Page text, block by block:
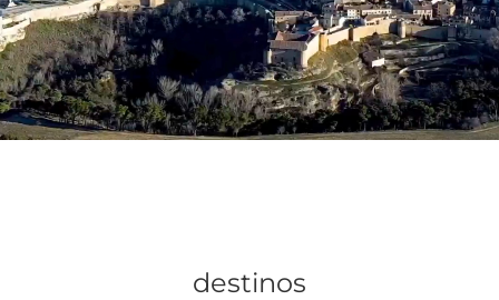
Somos la plataforma online líder en
español en los principales destinos
turísticos del mundo.
destinos